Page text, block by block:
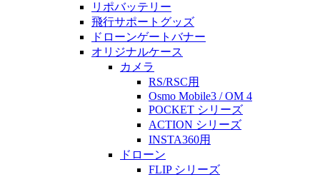
リポバッテリー
飛行サポートグッズ
ドローンゲートバナー
オリジナルケース
カメラ
RS/RSC用
Osmo Mobile3 / OM 4
POCKET シリーズ
ACTION シリーズ
INSTA360用
ドローン
FLIP シリーズ